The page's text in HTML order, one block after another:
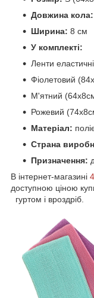
Довжина кола:
Ширина: 8 см
У комплекті:
Ленти
Фіолетовий
М'ятний
Рожевий
Матеріал:
Страна
Призначення:
В інтернет-магазині
доступною ціною
гуртом і вроздріб.